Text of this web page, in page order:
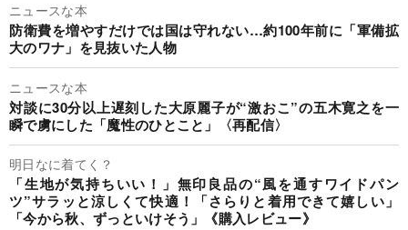
ニュースな本
防衛費を増やすだけでは国は守れない…約100年前に「軍備拡
大のワナ」を見抜いた人物
ニュースな本
対談に30分以上遅刻した大原麗子が“激おこ”の五木寛之を一
瞬で虜にした「魔性のひとこと」〈再配信〉
明日なに着てく？
「生地が気持ちいい！」無印良品の“風を通すワイドパン
ツ”サラッと涼しくて快適！「さらりと着用できて嬉しい」
「今から秋、ずっといけそう」《購入レビュー》